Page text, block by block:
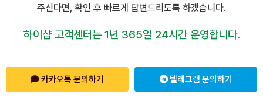
주신다면, 확인 후 빠르게 답변드리도록 하겠습니다.
하이샵 고객센터는 1년 365일 24시간 운영합니다.
카카오톡 문의하기 텔레그램 문의하기